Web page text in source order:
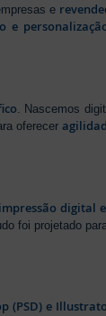
e
e
. Nascemos
oferecer
impressão digital
foi projetado
(PSD) e